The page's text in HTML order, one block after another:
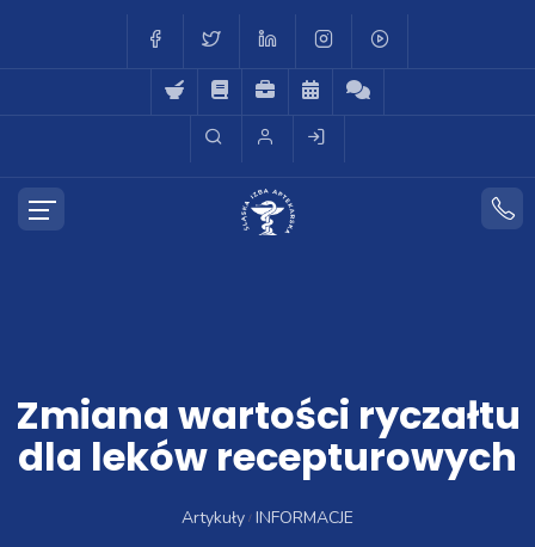
Zmiana wartości ryczałtu
dla leków recepturowych
Artykuły INFORMACJE